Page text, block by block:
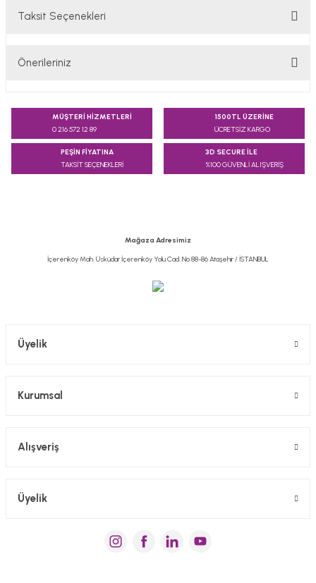
Taksit Seçenekleri
Önerileriniz
konularda yetersiz gördüğünüz noktaları öneri formunu
kullanarak tarafımıza iletebilirsiniz.
Ürün resmi kalitesiz, bozuk veya görüntülenemiyor.
MÜŞTERİ HİZMETLERİ
0 216 572 12 89
1500TL ÜZERİNE
ÜCRETSİZ KARGO
PEŞİN FİYATINA
TAKSİT SEÇENEKLERİ
3D SECURE İLE
%100 GÜVENLİ ALIŞVERİŞ
Mağaza Adresimiz
İçerenköy Mah. Üsküdar İçerenköy Yolu Cad. No:88-86 Ataşehir / İSTANBUL
Üyelik
Kurumsal
Alışveriş
Üyelik